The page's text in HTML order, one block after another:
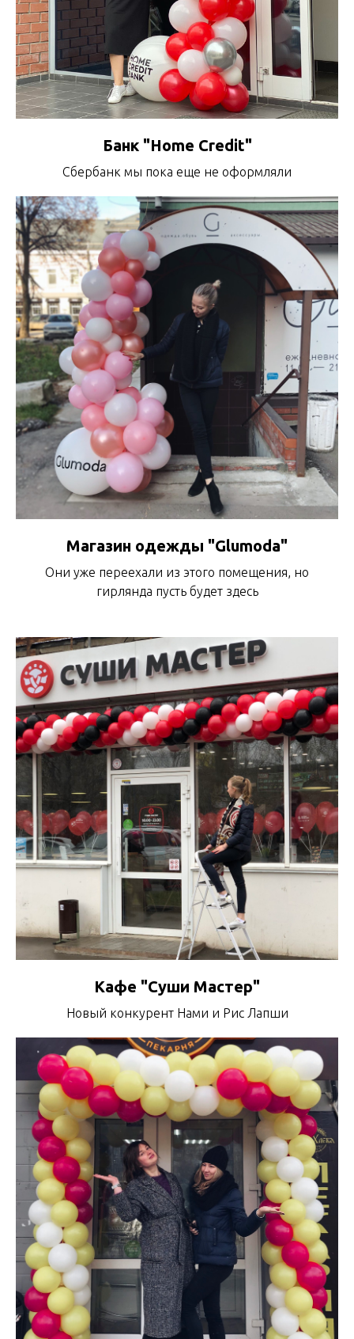
Банк "Home Credit"
Сбербанк мы пока еще не оформляли
Магазин одежды "Glumoda"
Они уже переехали из этого помещения, но
гирлянда пусть будет здесь
Кафе "Суши Мастер"
Новый конкурент Нами и Рис Лапши